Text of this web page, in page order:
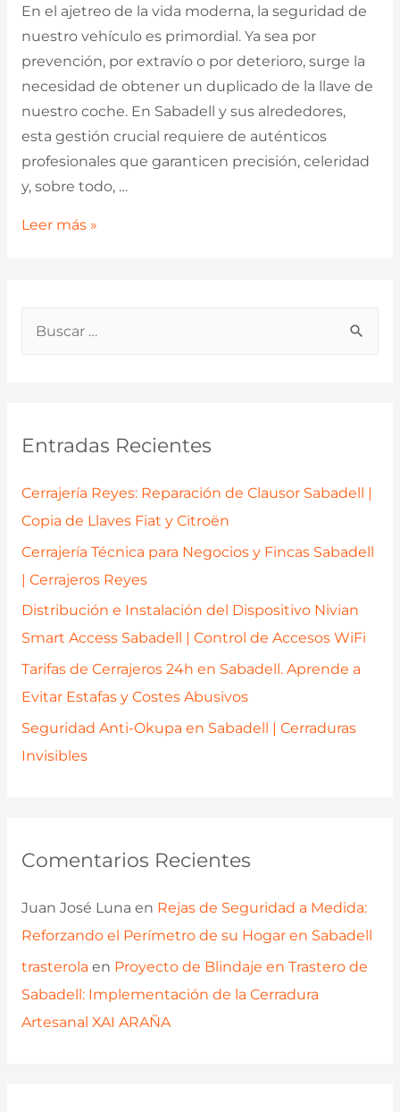
p
o
Entradas Recientes
Cerrajería Reyes: Reparación de Clausor Sabadell |
Copia de Llaves Fiat y Citroën
Cerrajería Técnica para Negocios y Fincas Sabadell
| Cerrajeros Reyes
Distribución e Instalación del Dispositivo Nivian
Smart Access Sabadell | Control de Accesos WiFi
Tarifas de Cerrajeros 24h en Sabadell. Aprende a
Evitar Estafas y Costes Abusivos
Seguridad Anti-Okupa en Sabadell | Cerraduras
Invisibles
Comentarios Recientes
Juan José Luna en Rejas de Seguridad a Medida:
Reforzando el Perímetro de su Hogar en Sabadell
trasterola en Proyecto de Blindaje en Trastero de
Sabadell: Implementación de la Cerradura
Artesanal XAI ARAÑA
En el ajetreo de la vida moderna, la seguridad de
nuestro vehículo es primordial. Ya sea por
prevención, por extravío o por deterioro, surge la
necesidad de obtener un duplicado de la llave de
nuestro coche. En Sabadell y sus alrededores,
esta gestión crucial requiere de auténticos
profesionales que garanticen precisión, celeridad
y, sobre todo, …
¿Necesitas
Llave
Rapidez
Confianza
con
Cerrajería
Reyes
Leer más »